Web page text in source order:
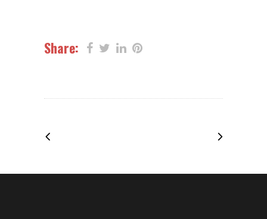
Share: